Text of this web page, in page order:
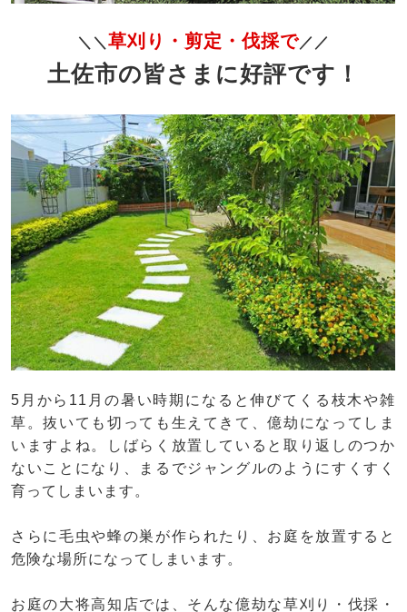
＼＼ 草刈り・剪定・伐採で／／
土佐市の皆さまに好評です！
5月から11月の暑い時期になると伸びてくる枝木や雑
草。抜いても切っても生えてきて、億劫になってしま
いますよね。しばらく放置していると取り返しのつか
ないことになり、まるでジャングルのようにすくすく
育ってしまいます。
さらに毛虫や蜂の巣が作られたり、お庭を放置すると
危険な場所になってしまいます。
お庭の大将高知店では、そんな億劫な草刈り・伐採・